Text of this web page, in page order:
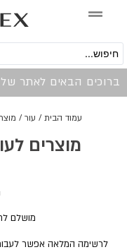
ברוכים הבאים לאתר של EROTEX!
עמוד הבית / עור /
מוצרים
מושלם
לרשימה המלאה אפשר